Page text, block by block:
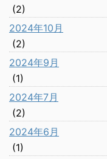
(2)
2024年10月
(2)
2024年9月
(1)
2024年7月
(2)
2024年6月
(1)